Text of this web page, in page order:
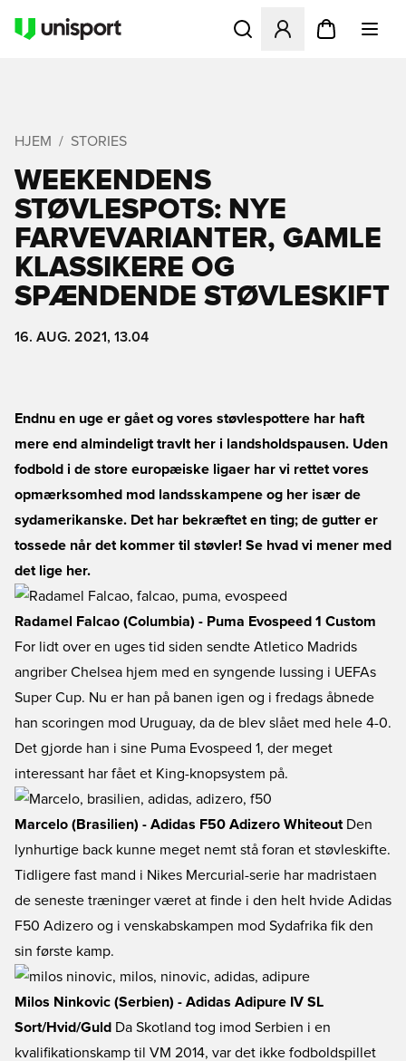
Åbner en Modal til at
HJEM STORIES
WEEKENDENS
STØVLESPOTS: NYE
FARVEVARIANTER, GAMLE
KLASSIKERE OG
SPÆNDENDE STØVLESKIFT
16. AUG. 2021, 13.04
Endnu en uge er gået og vores støvlespottere har haft
mere end almindeligt travlt her i landsholdspausen. Uden
fodbold i de store europæiske ligaer har vi rettet vores
opmærksomhed mod landsskampene og her især de
sydamerikanske. Det har bekræftet en ting; de gutter er
tossede når det kommer til støvler! Se hvad vi mener med
det lige her.
Radamel Falcao (Columbia) - Puma Evospeed 1 Custom
For lidt over en uges tid siden sendte Atletico Madrids
angriber Chelsea hjem med en syngende lussing i UEFAs
Super Cup. Nu er han på banen igen og i fredags åbnede
han scoringen mod Uruguay, da de blev slået med hele 4-0.
Det gjorde han i sine Puma Evospeed 1, der meget
interessant har fået et King-knopsystem på.
Marcelo (Brasilien) - Adidas F50 Adizero Whiteout Den
lynhurtige back kunne meget nemt stå foran et støvleskifte.
Tidligere fast mand i Nikes Mercurial-serie har madristaen
de seneste træninger været at finde i den helt hvide Adidas
F50 Adizero og i venskabskampen mod Sydafrika fik den
sin første kamp.
Milos Ninkovic (Serbien) - Adidas Adipure IV SL
Sort/Hvid/Guld Da Skotland tog imod Serbien i en
kvalifikationskamp til VM 2014, var det ikke fodboldspillet